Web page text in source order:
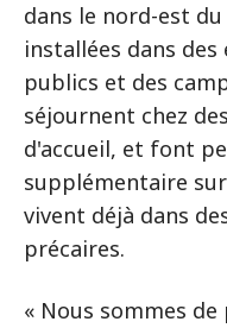
dans le nord-est
installées dans
publics et des
séjournent chez
d'accueil, et font
supplémentaire
vivent déjà dans
précaires.
« Nous sommes